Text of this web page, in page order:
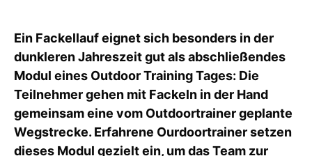
Ein Fackellauf eignet sich besonders in der
dunkleren Jahreszeit gut als abschließendes
Modul eines Outdoor Training Tages: Die
Teilnehmer gehen mit Fackeln in der Hand
gemeinsam eine vom Outdoortrainer geplante
Wegstrecke. Erfahrene Ourdoortrainer setzen
dieses Modul gezielt ein, um das Team zur